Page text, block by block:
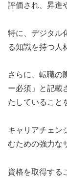
評価され、昇進
特に、デジタル
る知識を持つ人
さらに、転職の
ー必須」と記載
たしていること
キャリアチェン
むための強力な
資格を取得する